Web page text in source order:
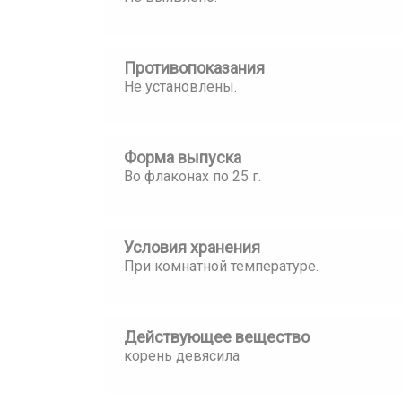
Противопоказания
Не установлены.
Форма выпуска
Во флаконах по 25 г.
Условия хранения
При комнатной температуре.
Действующее вещество
корень девясила